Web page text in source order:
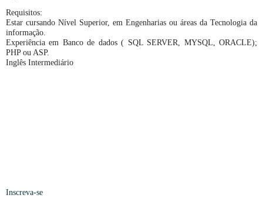
Requisitos:
Estar cursando Nível Superior, em Engenharias ou áreas da Tecnologia da
informação.
Experiência em Banco de dados ( SQL SERVER, MYSQL, ORACLE);
PHP ou ASP.
Inglês Intermediário
Inscreva-se